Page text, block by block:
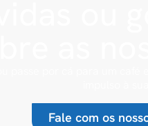
Fale com os